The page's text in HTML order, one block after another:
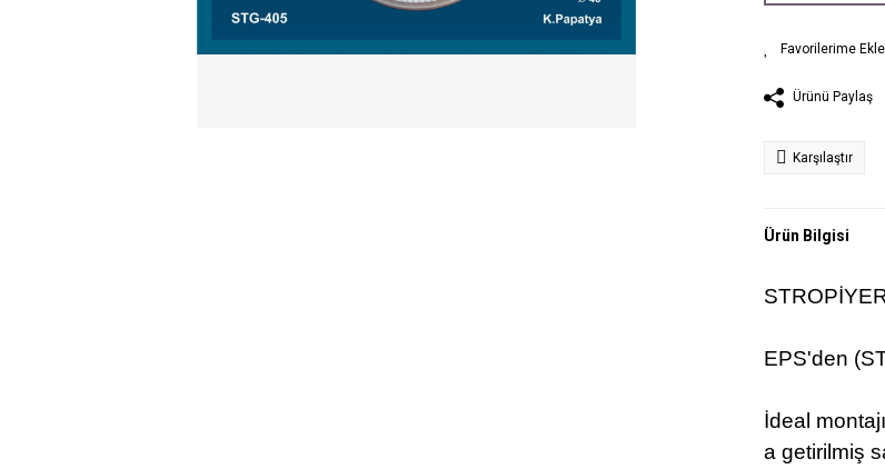
Ürünü Paylaş
Karşılaştır
Ürün Bilgisi
EPS'den
İdeal
a getirilmiş